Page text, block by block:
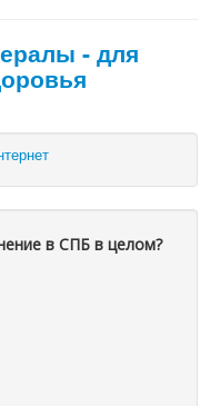
- для
в СПБ в целом?